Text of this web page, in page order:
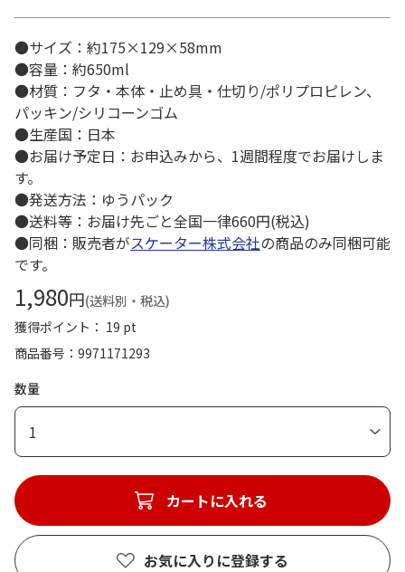
●サイズ：約175×129×58mm
●容量：約650ml
●材質：フタ・本体・止め具・仕切り/ポリプロピレン、
パッキン/シリコーンゴム
●生産国：日本
●お届け予定日：お申込みから、1週間程度でお届けしま
す。
●発送方法：ゆうパック
●送料等：お届け先ごと全国一律660円(税込)
●同梱：販売者がスケーター株式会社の商品のみ同梱可能
です。
1,980円(送料別・税込)
獲得ポイント： 19 pt
商品番号
9971171293
数量
1
カートに入れる
お気に入りに登録する